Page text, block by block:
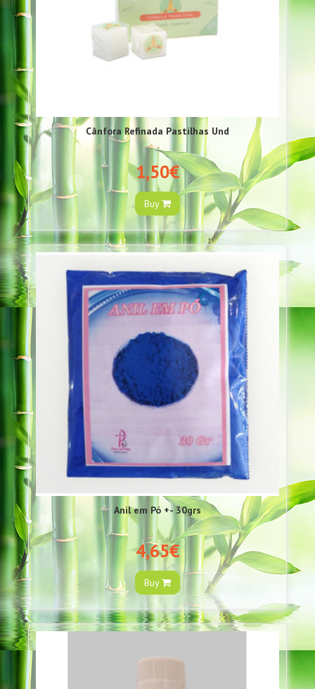
Cânfora Refinada Pastilhas Und
1,50€
Buy
Anil em Pó +- 30grs
4,65€
Buy